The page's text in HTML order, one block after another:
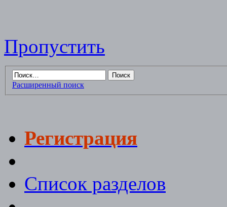
Пропустить
Расширенный поиск
Регистрация
Список разделов